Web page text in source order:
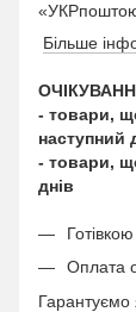
Більше
- товари,
наступний
- товари,
днів
Оплата
Гарантуємо